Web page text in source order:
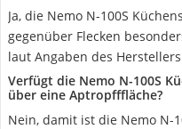
Ja, die Nemo N-100S
gegenüber Flecken
laut Angaben des
Verfügt die Nemo N-100S
über eine Aptropfffläche?
Nein, damit ist die Nemo N-